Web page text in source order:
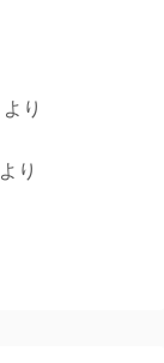
より
より